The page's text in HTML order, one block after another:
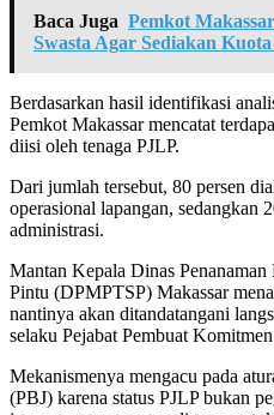
Baca Juga Pemkot
Swasta Agar Sediakan
Berdasarkan hasil identifikasi
Pemkot Makassar mencatat
diisi oleh tenaga PJLP.
Dari jumlah tersebut, 80 persen
operasional lapangan, sedangkan
administrasi.
Mantan Kepala Dinas
Pintu (DPMPTSP) Makassar
nantinya akan ditandatangani
selaku Pejabat Pembuat
Mekanismenya mengacu pada
(PBJ) karena status PJLP bukan